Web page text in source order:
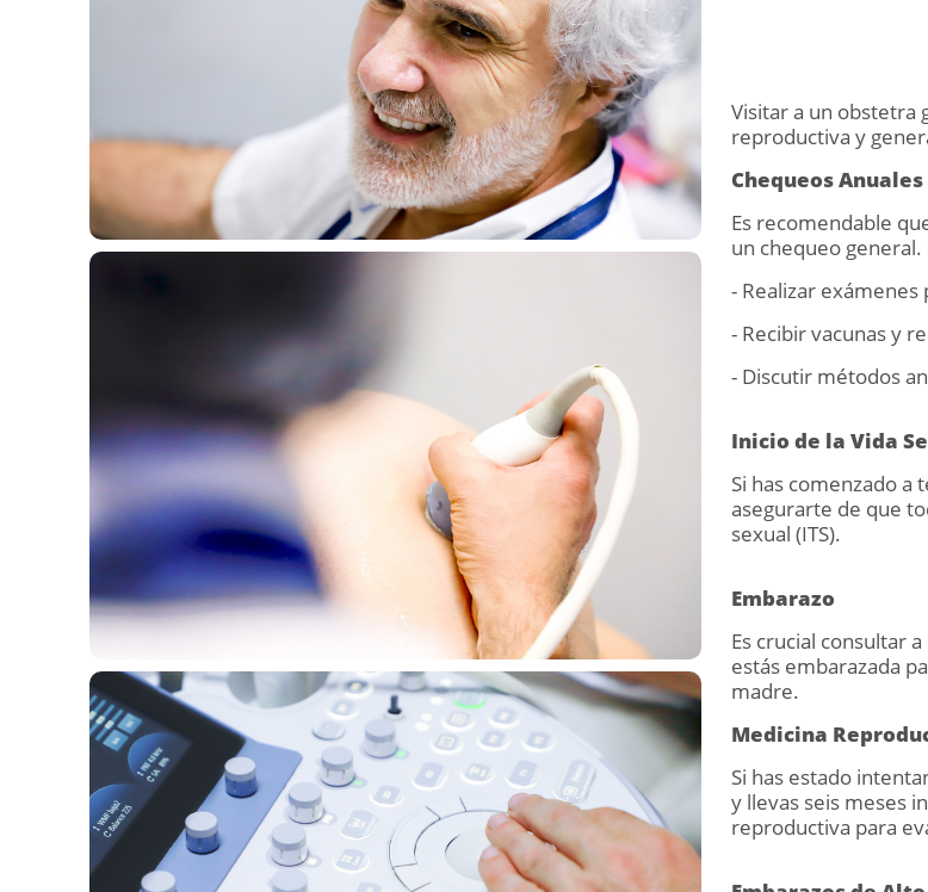
Visitar a un obstetra
reproductiva y
Chequeos Anuales
Es recomendable
un chequeo
- Realizar
- Recibir vacunas y
- Discutir métodos
Inicio de la Vida
Si has comenzado a
asegurarte de que
sexual (ITS).
Embarazo
Es crucial consultar
estás embarazada
madre.
Medicina
Si has estado
y llevas seis meses
reproductiva para